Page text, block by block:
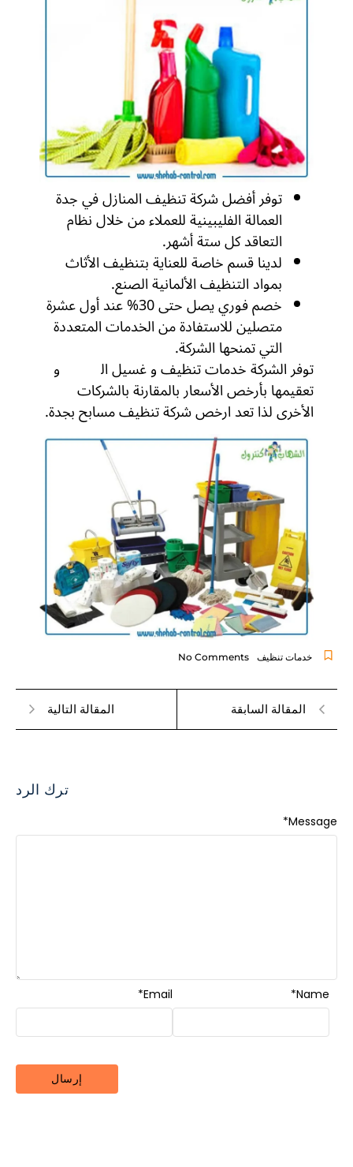
توفر أفضل شركة تنظيف المنازل في جدة
العمالة الفليبينية للعملاء من خلال نظام
التعاقد كل ستة أشهر.
لدينا قسم خاصة للعناية بتنظيف الأثاث
بمواد التنظيف الألمانية الصنع.
خصم فوري يصل حتى 30% عند أول عشرة
متصلين للاستفادة من الخدمات المتعددة
التي تمنحها الشركة.
توفر الشركة خدمات تنظيف و غسيل ال و
تعقيمها بأرخص الأسعار بالمقارنة بالشركات
الأخرى لذا تعد ارخص شركة تنظيف مسابح بجدة.
خدمات تنظيف
المقالة السابقة المقالة التالية
ترك الرد
Message
*
Name
*
Email
*